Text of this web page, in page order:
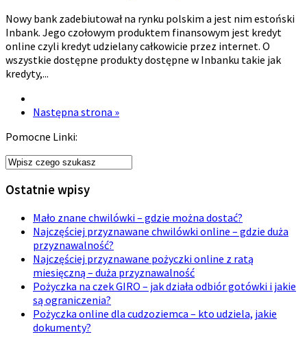
Nowy bank zadebiutował na rynku polskim a jest nim estoński
Inbank. Jego czołowym produktem finansowym jest kredyt
online czyli kredyt udzielany całkowicie przez internet. O
wszystkie dostępne produkty dostępne w Inbanku takie jak
kredyty,...
Następna strona »
Pomocne Linki:
Ostatnie wpisy
Mało znane chwilówki – gdzie można dostać?
Najczęściej przyznawane chwilówki online – gdzie duża
przyznawalność?
Najczęściej przyznawane pożyczki online z ratą
miesięczną – duża przyznawalność
Pożyczka na czek GIRO – jak działa odbiór gotówki i jakie
są ograniczenia?
Pożyczka online dla cudzoziemca – kto udziela, jakie
dokumenty?